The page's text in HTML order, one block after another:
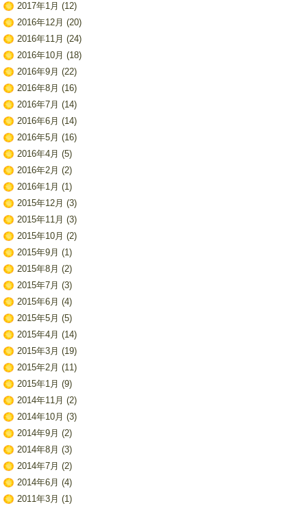
2017年1月 (12)
2016年12月 (20)
2016年11月 (24)
2016年10月 (18)
2016年9月 (22)
2016年8月 (16)
2016年7月 (14)
2016年6月 (14)
2016年5月 (16)
2016年4月 (5)
2016年2月 (2)
2016年1月 (1)
2015年12月 (3)
2015年11月 (3)
2015年10月 (2)
2015年9月 (1)
2015年8月 (2)
2015年7月 (3)
2015年6月 (4)
2015年5月 (5)
2015年4月 (14)
2015年3月 (19)
2015年2月 (11)
2015年1月 (9)
2014年11月 (2)
2014年10月 (3)
2014年9月 (2)
2014年8月 (3)
2014年7月 (2)
2014年6月 (4)
2011年3月 (1)